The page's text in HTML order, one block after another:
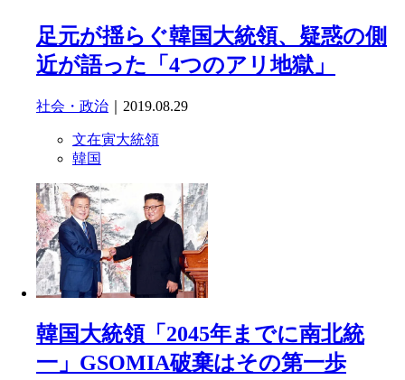
足元が揺らぐ韓国大統領、疑惑の側
近が語った「4つのアリ地獄」
社会・政治 ｜2019.08.29
文在寅大統領
韓国
韓国大統領「2045年までに南北統
一」GSOMIA破棄はその第一歩